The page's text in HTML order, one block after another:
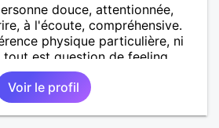
douce, attentionnée,
à l'écoute, compréhensive.
physique particulière, ni
est question de feeling.
Voir le profil